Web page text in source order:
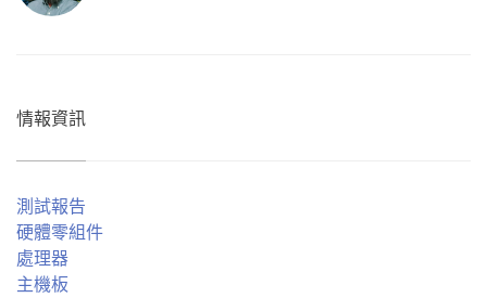
情報資訊
測試報告
硬體零組件
處理器
主機板